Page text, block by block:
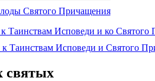
Святого Причащения
Таинствам Исповеди и Святого
святых